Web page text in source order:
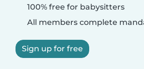
100% free for babysitters
All members complete
Sign up for free